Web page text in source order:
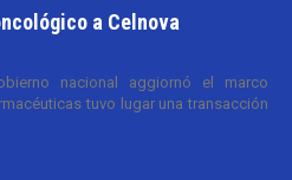
a Celnova
nacional aggiornó el marco
tuvo lugar una transacción